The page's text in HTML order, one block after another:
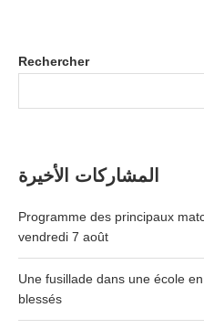
Rechercher
المشاركات الأخيرة
Programme des principaux
vendredi 7 août
Une fusillade dans une école
blessés